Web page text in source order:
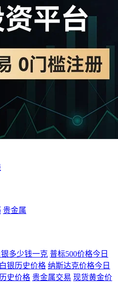
贵金属
银多少钱一克 普标500价格今日
银历史价格 纳斯达克价格今日
史价格 贵金属交易 现货黄金价